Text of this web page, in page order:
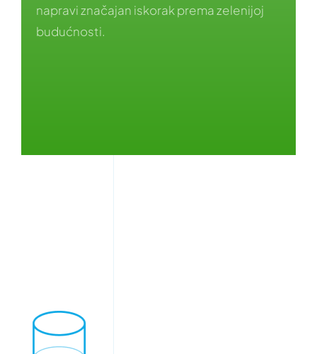
napravi značajan iskorak prema zelenijoj
budućnosti.